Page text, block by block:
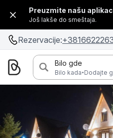
Preuzmite našu
Još lakše do smeštaja.
Rezervacije:
Bilo gde
Bilo kada·Dodajte